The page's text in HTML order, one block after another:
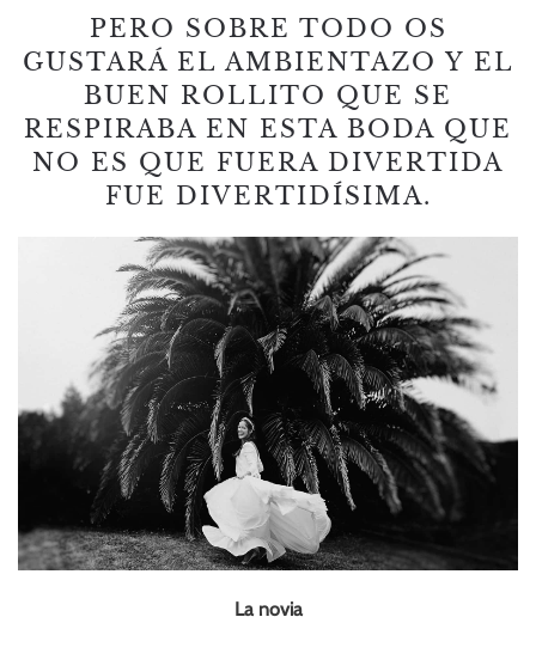
PERO SOBRE TODO OS
GUSTARÁ EL AMBIENTAZO Y EL
BUEN ROLLITO QUE SE
RESPIRABA EN ESTA BODA QUE
NO ES QUE FUERA DIVERTIDA
FUE DIVERTIDÍSIMA.
La novia